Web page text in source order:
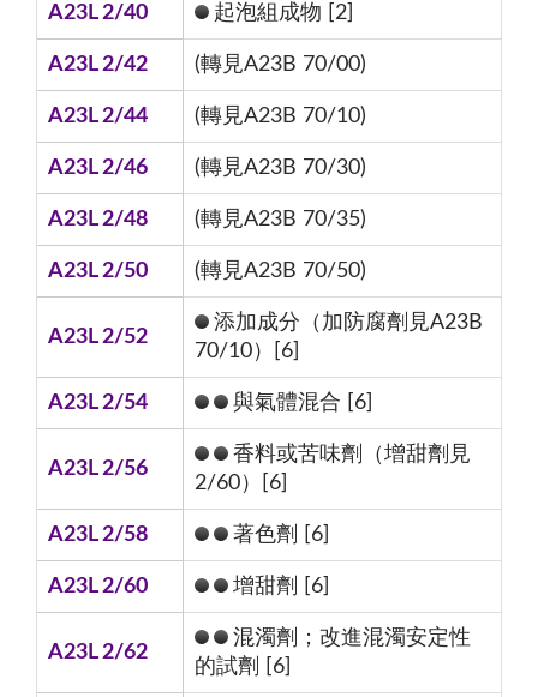
A23L 2/40 起泡組成物 [2]
A23L 2/42 (轉見A23B 70/00)
A23L 2/44 (轉見A23B 70/10)
A23L 2/46 (轉見A23B 70/30)
A23L 2/48 (轉見A23B 70/35)
A23L 2/50 (轉見A23B 70/50)
A23L 2/52
添加成分（加防腐劑見A23B
70/10）[6]
A23L 2/54 與氣體混合 [6]
A23L 2/56
香料或苦味劑（增甜劑見
2/60）[6]
A23L 2/58 著色劑 [6]
A23L 2/60 增甜劑 [6]
A23L 2/62
混濁劑；改進混濁安定性
的試劑 [6]